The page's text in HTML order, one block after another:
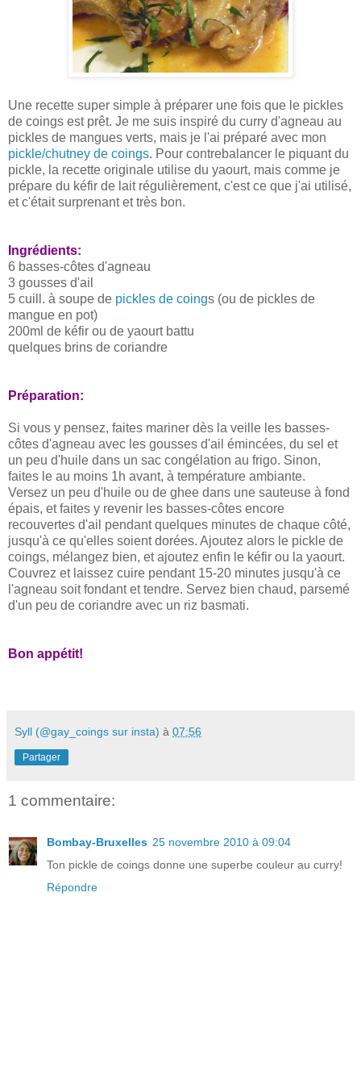
Une recette super simple à préparer une fois que le pickles
de coings est prêt. Je me suis inspiré du curry d'agneau au
pickles de mangues verts, mais je l'ai préparé avec mon
pickle/chutney de coings. Pour contrebalancer le piquant du
pickle, la recette originale utilise du yaourt, mais comme je
prépare du kéfir de lait régulièrement, c'est ce que j'ai utilisé,
et c'était surprenant et très bon.
Ingrédients:
6 basses-côtes d'agneau
3 gousses d'ail
5 cuill. à soupe de pickles de coings (ou de pickles de
mangue en pot)
200ml de kéfir ou de yaourt battu
quelques brins de coriandre
Préparation:
Si vous y pensez, faites mariner dès la veille les basses-
côtes d'agneau avec les gousses d'ail émincées, du sel et
un peu d'huile dans un sac congélation au frigo. Sinon,
faites le au moins 1h avant, à température ambiante.
Versez un peu d'huile ou de ghee dans une sauteuse à fond
épais, et faites y revenir les basses-côtes encore
recouvertes d'ail pendant quelques minutes de chaque côté,
jusqu'à ce qu'elles soient dorées. Ajoutez alors le pickle de
coings, mélangez bien, et ajoutez enfin le kéfir ou la yaourt.
Couvrez et laissez cuire pendant 15-20 minutes jusqu'à ce
l'agneau soit fondant et tendre. Servez bien chaud, parsemé
d'un peu de coriandre avec un riz basmati.
Bon appétit!
Syll (@gay_coings sur insta) à 07:56
Partager
1 commentaire:
Bombay-Bruxelles 25 novembre 2010 à 09:04
Ton pickle de coings donne une superbe couleur au curry!
Répondre